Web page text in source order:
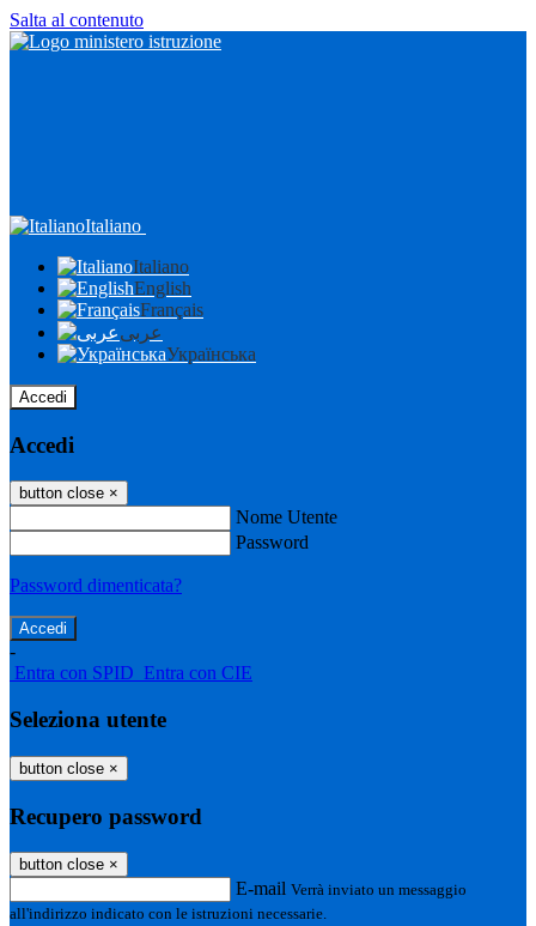
Salta al contenuto
Italiano
Italiano
English
Français
عربى
Українська
Accedi
Accedi
button close ×
Nome Utente
Password
Password dimenticata?
-
Entra con SPID Entra con CIE
Seleziona utente
button close ×
Recupero password
button close ×
E-mail Verrà inviato un messaggio
all'indirizzo indicato con le istruzioni necessarie.